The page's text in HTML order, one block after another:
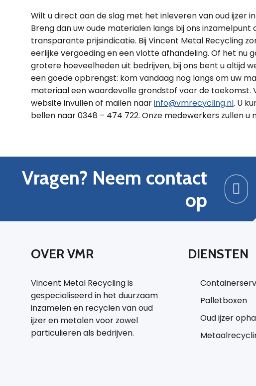
Wilt u direct aan de slag met het inleveren van oud ijzer
Breng dan uw oude materialen langs bij ons
transparante prijsindicatie. Bij Vincent Metal Recycling
eerlijke vergoeding en een vlotte afhandeling. Of het nu
grotere hoeveelheden uit bedrijven, bij ons bent u altijd
een goede opbrengst: kom vandaag nog langs om uw
materiaal een waardevolle grondstof voor de toekomst.
website invullen of mailen naarinfo@vmrecycling.nl. U
bellen naar 0348 – 474 722. Onze medewerkers zullen
Vragen? Neem contact
op
OVER VMR
Vincent Metal Recycling is
gespecialiseerd in het duurzaam
inzamelen en recyclen van oud
ijzer en metalen voor zowel
particulieren als bedrijven.
DIENSTEN
Palletboxen
Oud ijzer